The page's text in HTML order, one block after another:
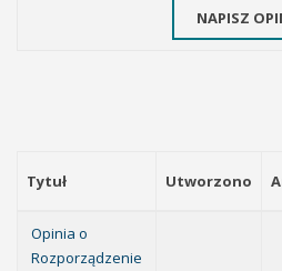
NAPISZ
Tytuł Utworzono
Opinia o
Rozporządzenie